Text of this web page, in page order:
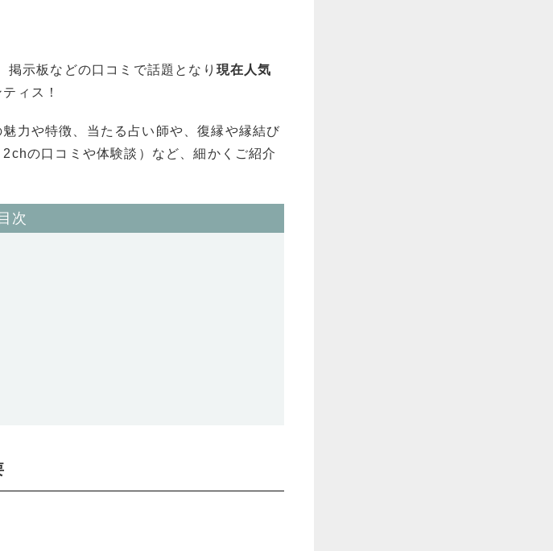
示板などの口コミで話題となり 現在人気
ィス！
力や特徴、当たる占い師や、復縁や縁結び
の口コミや体験談）など、細かくご紹介
目次